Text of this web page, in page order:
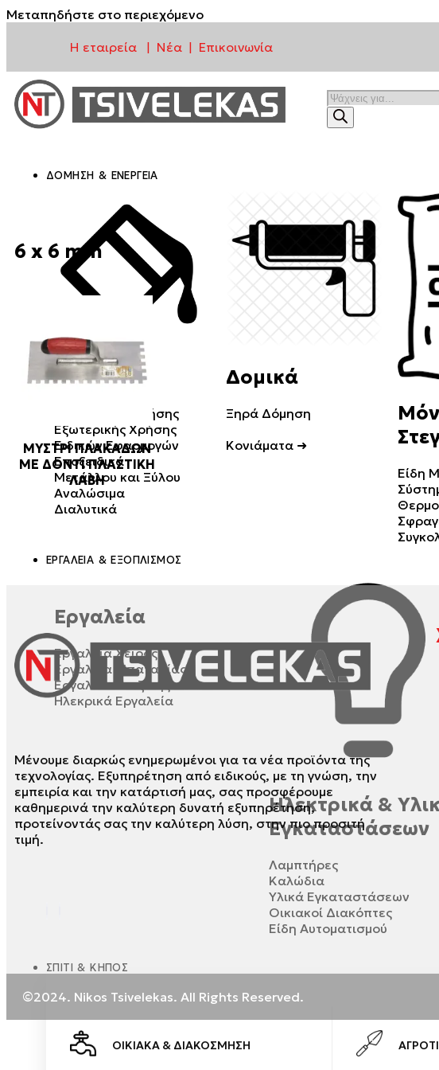
Μεταπηδήστε στο περιεχόμενο
Η εταιρεία | Νέα | Επικοινωνία
ΔΌΜΗΣΗ & ΕΝΈΡΓΕΙΑ
Χρώματα
Εσωτερικής Χρήσης
Εξωτερικής Χρήσης
Ειδικών Εφαρμογών
Εποξειδικά
Μετάλλου και Ξύλου
Αναλώσιμα
Διαλυτικά
Δομικά
Ξηρά Δόμηση
Κονιάματα ➜
Είδη
ΕΡΓΑΛΕΊΑ & ΕΞΟΠΛΙΣΜΌΣ
Εργαλεία
Εργαλεία Χειρός
Εργαλεία Μπαταρίας
Εργαλεία Βενζίνης
Ηλεκρικά Εργαλεία
Ηλεκτρικά &
Εγκαταστάσεων
Λαμπτήρες
Καλώδια
Υλικά Εγκαταστάσεων
Οικιακοί Διακόπτες
Είδη Αυτοματισμού
ΣΠΊΤΙ & ΚΉΠΟΣ
ΟΙΚΙΑΚΆ & ΔΙΑΚΌΣΜΗΣΗ
6 x 6 mm
ΜΥΣΤΡΙ ΠΛΑΚΑΔΩΝ
ΜΕ ΔΟΝΤΙ ΠΛΑΣΤΙΚΗ
ΛΑΒΗ
Μένουμε διαρκώς ενημερωμένοι για τα νέα προϊόντα της
τεχνολογίας. Εξυπηρέτηση από ειδικούς, με τη γνώση, την
εμπειρία και την κατάρτισή μας, σας προσφέρουμε
καθημερινά την καλύτερη δυνατή εξυπηρέτηση,
προτείνοντάς σας την καλύτερη λύση, στην πιο προσιτή
τιμή.
©2024. Nikos Tsivelekas. All Rights Reserved.